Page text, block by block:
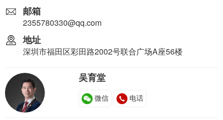
邮箱
2355780330@qq.com
地址
深圳市福田区彩田路2002号联合广场A座56楼
吴育堂
微信 电话